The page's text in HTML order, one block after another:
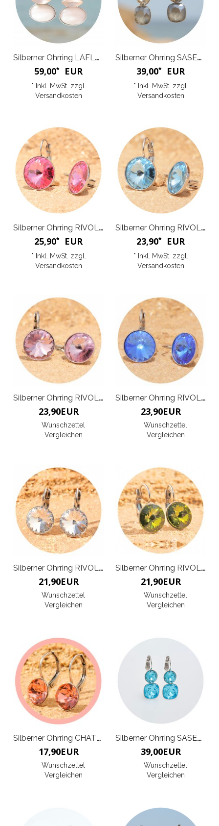
Silberner Ohrring LAFLEUR
59,00* EUR
* Inkl. MwSt. zzgl.
Versandkosten
Silberner Ohrring SASERRA
39,00* EUR
* Inkl. MwSt. zzgl.
Versandkosten
Silberner Ohrring RIVOLI G
25,90* EUR
* Inkl. MwSt. zzgl.
Versandkosten
Silberner Ohrring RIVOLI K
23,90* EUR
* Inkl. MwSt. zzgl.
Versandkosten
Silberner Ohrring RIVOLI K
23,90EUR
Wunschzettel
Vergleichen
Silberner Ohrring RIVOLI K
23,90EUR
Wunschzettel
Vergleichen
Silberner Ohrring RIVOLI47
21,90EUR
Wunschzettel
Vergleichen
Silberner Ohrring RIVOLI47
21,90EUR
Wunschzettel
Vergleichen
Silberner Ohrring CHATON
17,90EUR
Wunschzettel
Vergleichen
Silberner Ohrring SASERRA
39,00EUR
Wunschzettel
Vergleichen